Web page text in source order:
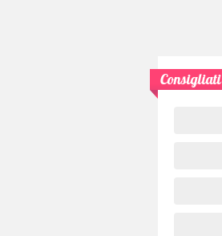
Consigliati